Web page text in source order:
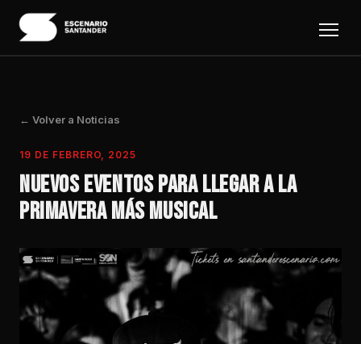
← Volver a Noticias
19 DE FEBRERO, 2025
NUEVOS EVENTOS PARA LLEGAR A LA
PRIMAVERA MÁS MUSICAL